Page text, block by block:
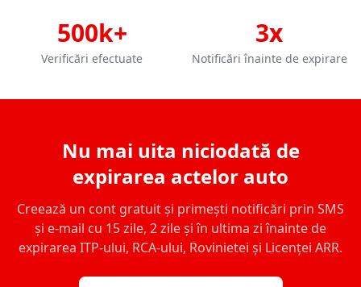
500k+
Verificări efectuate
3x
Notificări înainte de expirare
Nu mai uita niciodată de
expirarea actelor auto
Creează un cont gratuit și primești notificări prin SMS
și e-mail cu 15 zile, 2 zile și în ultima zi înainte de
expirarea ITP-ului, RCA-ului, Rovinietei și Licenței ARR.